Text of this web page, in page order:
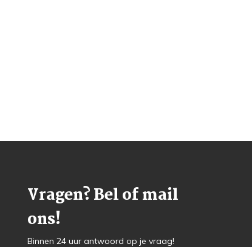
Vragen? Bel of mail
ons!
Binnen 24 uur antwoord op je vraag!